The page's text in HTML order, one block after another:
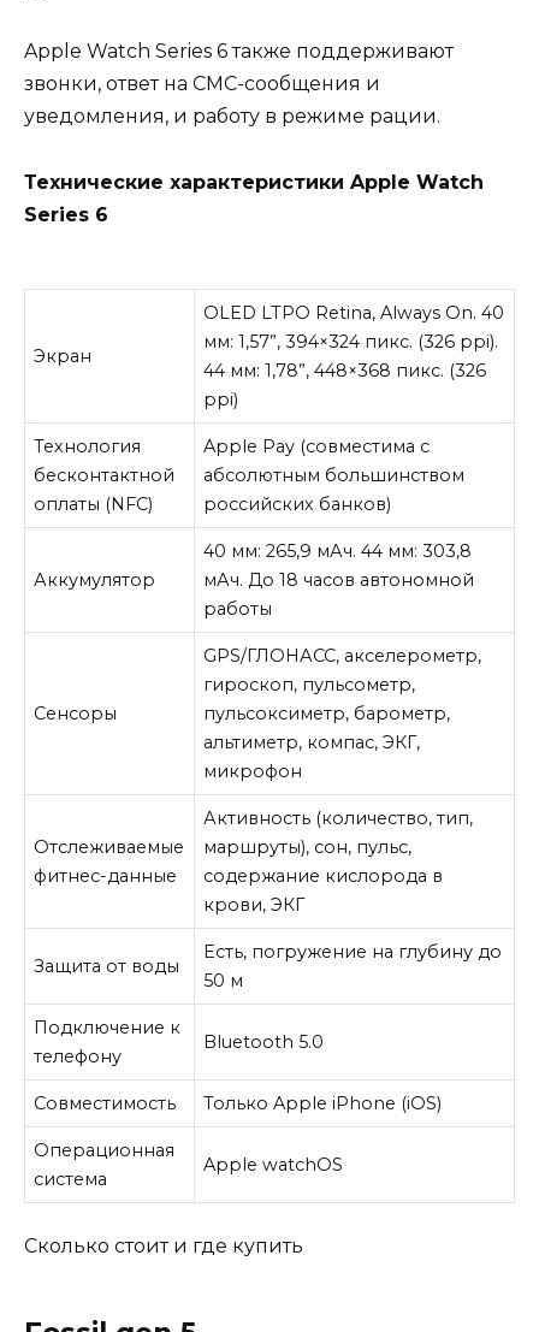
Apple Watch Series 6 также поддерживают
звонки, ответ на СМС-сообщения и
уведомления, и работу в режиме рации.
Технические характеристики Apple Watch
Series 6
Экран
OLED LTPO Retina, Always On. 40
мм: 1,57”, 394×324 пикс. (326 ppi).
44 мм: 1,78”, 448×368 пикс. (326
ppi)
Технология
бесконтактной
оплаты (NFC)
Apple Pay (совместима с
абсолютным большинством
российских банков)
Аккумулятор
40 мм: 265,9 мАч. 44 мм: 303,8
мАч. До 18 часов автономной
работы
Сенсоры
GPS/ГЛОНАСС, акселерометр,
гироскоп, пульсометр,
пульсоксиметр, барометр,
альтиметр, компас, ЭКГ,
микрофон
Отслеживаемые
фитнес-данные
Активность (количество, тип,
маршруты), сон, пульс,
содержание кислорода в
крови, ЭКГ
Защита от воды
Есть, погружение на глубину до
50 м
Подключение к
телефону
Bluetooth 5.0
Совместимость Только Apple iPhone (iOS)
Операционная
система
Apple watchOS
Сколько стоит и где купить